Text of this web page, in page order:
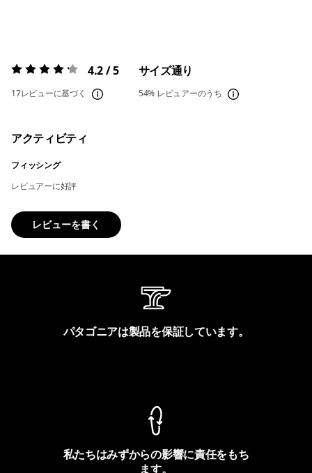
評価:4.2 / 5 4.2 / 5
17レビューに基づく
サイズ通り
54% レビュアーのうち
アクティビティ
フィッシング
レビュアーに好評
レビューを書く
パタゴニアは製品を保証しています。
私たちはみずからの影響に責任をもち
ます。